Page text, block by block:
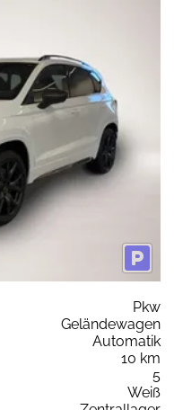
Pkw
Geländewagen
Automatik
10 km
5
Weiß